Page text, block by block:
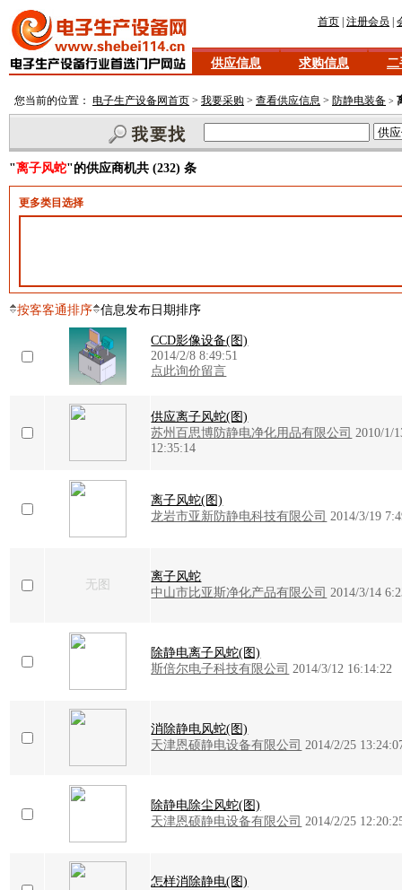
首页 注册会员
供应信息 求购信息 二
您当前的位置： 电子生产设备网首页 > 我要采购 > 查看供应信息 > 防静电装备 >
"离子风蛇"的供应商机共 (232) 条
更多类目选择
按客客通排序 信息发布日期排序
CCD影像设备(图)
2014/2/8 8:49:51
点此询价留言
供应离子风蛇(图)
苏州百思博防静电净化用品有限公司
2010/1/
12:35:14
离子风蛇(图)
龙岩市亚新防静电科技有限公司 2014/3/19
无图
离子风蛇
中山市比亚斯净化产品有限公司
2014/3/14
除静电离子风蛇(图)
斯倍尔电子科技有限公司 2014/3/12 16:14:22
消除静电风蛇(图)
天津恩硕静电设备有限公司
2014/2/25
除静电除尘风蛇(图)
天津恩硕静电设备有限公司 2014/2/25
怎样消除静电(图)